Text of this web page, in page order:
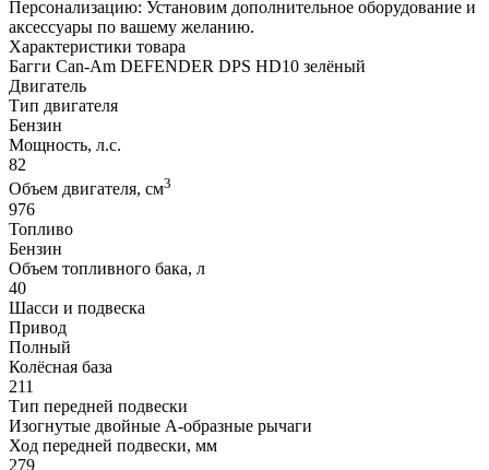
Персонализацию: Установим дополнительное оборудование и
аксессуары по вашему желанию.
Характеристики товара
Багги Can-Am DEFENDER DPS HD10 зелёный
Двигатель
Тип двигателя
Бензин
Мощность, л.с.
82
Объем двигателя, см3
976
Топливо
Бензин
Объем топливного бака, л
40
Шасси и подвеска
Привод
Полный
Колёсная база
211
Тип передней подвески
Изогнутые двойные А-образные рычаги
Ход передней подвески, мм
279